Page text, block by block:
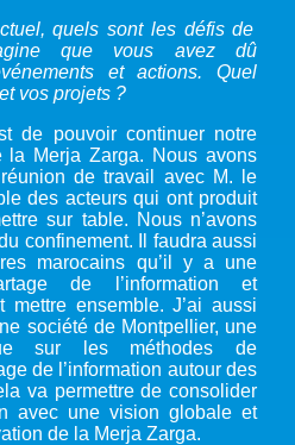
quels sont les défis de
que vous avez dû
et actions. Quel
vos projets ?
de pouvoir continuer notre
Merja Zarga. Nous avons
de travail avec M. le
des acteurs qui ont produit
sur table. Nous n’avons
confinement. Il faudra aussi
marocains qu’il y a une
de l’information et
mettre ensemble. J’ai aussi
société de Montpellier, une
sur les méthodes de
de l’information autour des
va permettre de consolider
avec une vision globale et
de la Merja Zarga.